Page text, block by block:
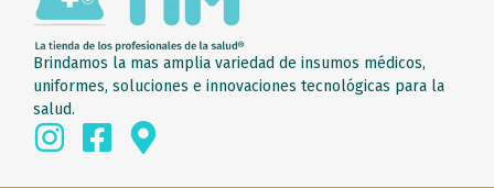
Brindamos la mas amplia variedad de insumos médicos,
uniformes, soluciones e innovaciones tecnológicas para la
salud.